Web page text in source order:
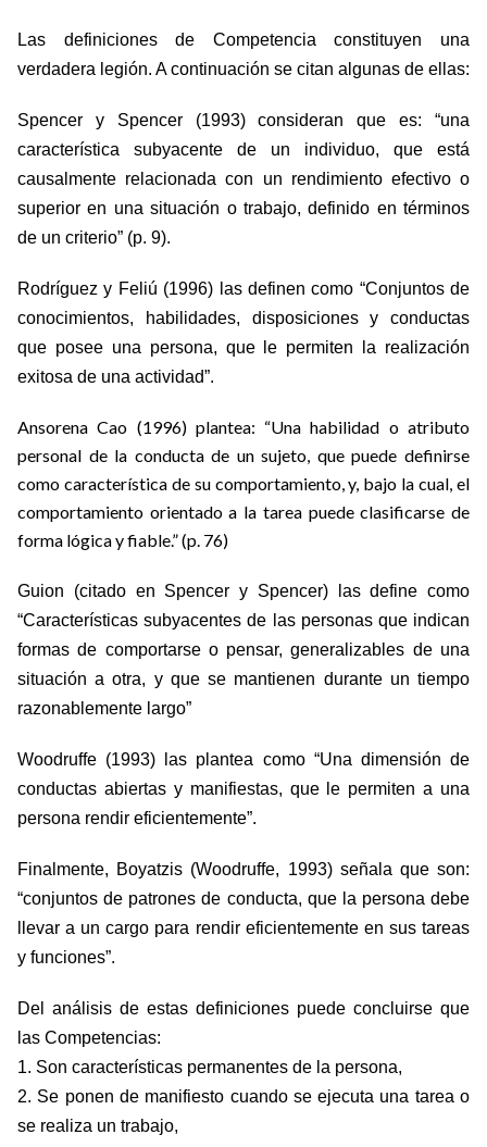
Las definiciones de Competencia constituyen una
verdadera legión. A continuación se citan algunas de ellas:
Spencer y Spencer (1993) consideran que es: “una
característica subyacente de un individuo, que está
causalmente relacionada con un rendimiento efectivo o
superior en una situación o trabajo, definido en términos
de un criterio” (p. 9).
Rodríguez y Feliú (1996) las definen como “Conjuntos de
conocimientos, habilidades, disposiciones y conductas
que posee una persona, que le permiten la realización
exitosa de una actividad”.
Ansorena Cao (1996) plantea: “Una habilidad o atributo
personal de la conducta de un sujeto, que puede definirse
como característica de su comportamiento, y, bajo la cual, el
comportamiento orientado a la tarea puede clasificarse de
forma lógica y fiable.” (p. 76)
Guion (citado en Spencer y Spencer) las define como
“Características subyacentes de las personas que indican
formas de comportarse o pensar, generalizables de una
situación a otra, y que se mantienen durante un tiempo
razonablemente largo”
Woodruffe (1993) las plantea como “Una dimensión de
conductas abiertas y manifiestas, que le permiten a una
persona rendir eficientemente”.
Finalmente, Boyatzis (Woodruffe, 1993) señala que son:
“conjuntos de patrones de conducta, que la persona debe
llevar a un cargo para rendir eficientemente en sus tareas
y funciones”.
Del análisis de estas definiciones puede concluirse que
las Competencias:
1. Son características permanentes de la persona,
2. Se ponen de manifiesto cuando se ejecuta una tarea o
se realiza un trabajo,